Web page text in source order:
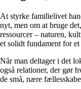
At styrke familielivet
nyt, men om at bruge
ressourcer – naturen,
et solidt fundament for
Når man deltager i det
også relationer, der gør
de små, nære